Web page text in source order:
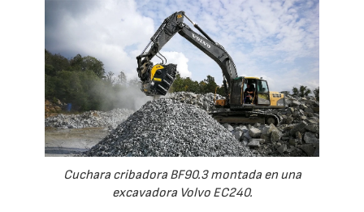
Cuchara cribadora BF90.3 montada en una
excavadora Volvo EC240.